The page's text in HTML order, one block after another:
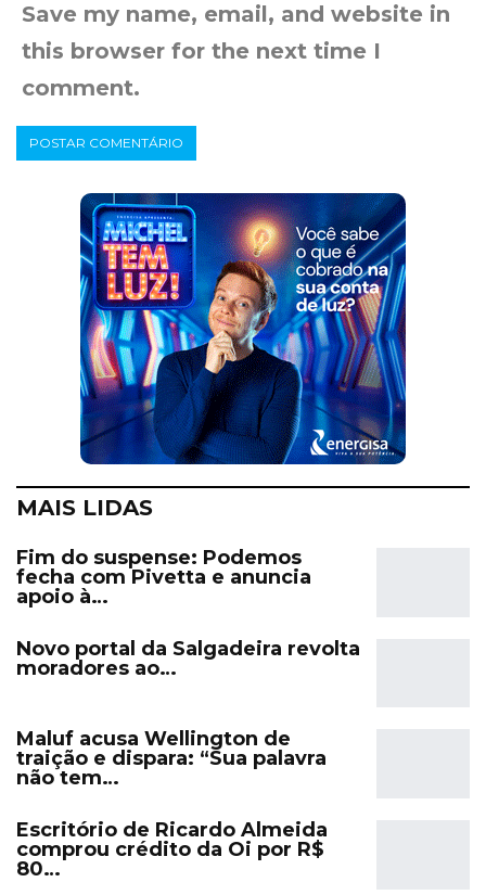
Save my name, email, and website in
this browser for the next time I
comment.
MAIS LIDAS
Fim do suspense: Podemos
fecha com Pivetta e anuncia
apoio à…
Novo portal da Salgadeira revolta
moradores ao…
Maluf acusa Wellington de
traição e dispara: “Sua palavra
não tem…
Escritório de Ricardo Almeida
comprou crédito da Oi por R$
80…